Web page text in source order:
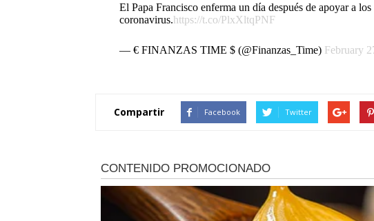
El Papa Francisco enferma un día después de apoyar a
coronavirus.https://t.co/PlxXltqPNF
— € FINANZAS TIME $ (@Finanzas_Time) February
Compartir Facebook Twitter